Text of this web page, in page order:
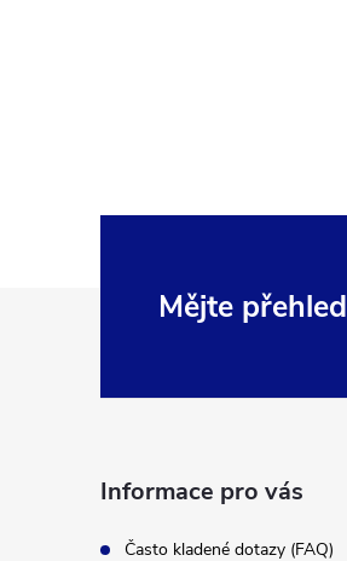
Mějte
Informace pro vás
Často kladené dotazy (FAQ)